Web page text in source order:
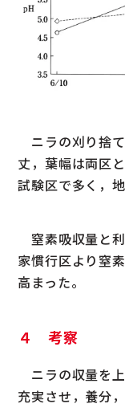
ニラの刈り捨
丈，葉幅は両区
試験区で多く，
窒素吸収量と
家慣行区より窒
高まった。
４ 考察
ニラの収量を
充実させ，養分